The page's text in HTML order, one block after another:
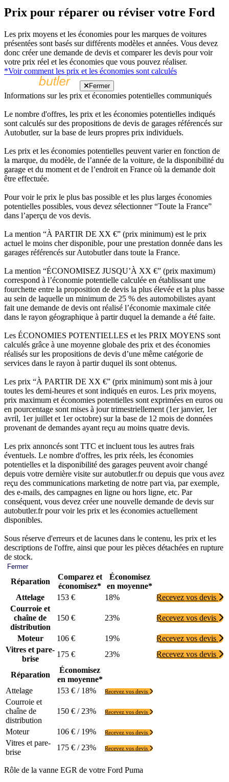
Prix pour réparer ou réviser votre Ford
Les prix moyens et les économies pour les marques de voitures
présentées sont basés sur différents modèles et années. Vous devez
donc créer une demande de devis et comparer les devis pour voir
votre prix réel et les économies que vous pouvez réaliser.
*Voir comment les prix et les économies sont calculés
Fermer
Informations sur les prix et économies potentielles communiqués
Le nombre d'offres, les prix et les économies potentielles indiqués
sont calculés sur des propositions de devis de garages référencés sur
Autobutler, sur la base de leurs propres prix individuels.
Les prix et les économies potentielles peuvent varier en fonction de
la marque, du modèle, de l’année de la voiture, de la disponibilité du
garage et du moment et de l’endroit en France où la demande doit
être effectuée.
Pour voir le prix le plus bas possible et les plus larges économies
potentielles possibles, vous devez sélectionner “Toute la France”
dans l’aperçu de vos devis.
La mention “À PARTIR DE XX €” (prix minimum) est le prix
actuel le moins cher disponible, pour une prestation donnée dans les
garages référencés sur Autobutler dans toute la France.
La mention “ÉCONOMISEZ JUSQU’À XX €” (prix maximum)
correspond à l’économie potentielle calculée en établissant une
fourchette entre la proposition de devis la plus élevée et la plus basse
au sein de laquelle un minimum de 25 % des automobilistes ayant
fait une demande de devis ont réalisé l’économie maximale citée
dans le rayon géographique à partir duquel la demande a été faite.
Les ÉCONOMIES POTENTIELLES et les PRIX MOYENS sont
calculés grâce à une moyenne globale des prix et des économies
réalisés sur les propositions de devis d’une même catégorie de
services dans le rayon à partir duquel ils sont obtenus.
Les prix “À PARTIR DE XX €” (prix minimum) sont mis à jour
toutes les demi-heures et sont indiqués en euros. Les prix moyens,
prix maximum et économies potentielles sont exprimées en euros ou
en pourcentage sont mises à jour trimestriellement (1er janvier, 1er
avril, 1er juillet et 1er octobre) sur la base de 12 mois de données
provenant de demandes ayant reçu au moins quatre devis.
Les prix annoncés sont TTC et incluent tous les autres frais
éventuels. Le nombre d'offres, les prix réels, les économies
potentielles et la disponibilité des garages peuvent avoir changé
depuis votre dernière visite sur autobutler.fr ou depuis que vous avez
reçu des communications marketing de notre part via, par exemple,
des e-mails, des campagnes en ligne ou hors ligne, etc. Par
conséquent, vous devez créer une nouvelle demande de devis sur
autobutler.fr pour voir les prix et les économies actuellement
disponibles.
Sous réserve d'erreurs et de lacunes dans le contenu, les prix et les
descriptions de l'offre, ainsi que pour les pièces détachées en rupture
de stock.
Fermer
Réparation
Comparez et
économisez*
Économisez
en moyenne*
Attelage
153 € 18%
Recevez vos devis
Courroie et
chaîne de
distribution
150 € 23% Recevez vos devis
Moteur 106 € 19%
Recevez vos devis
Vitres et pare-
brise
175 € 23% Recevez vos devis
Réparation
Économisez
en moyenne*
Attelage
153 € / 18% Recevez vos devis
Courroie et
chaîne de
distribution
150 € / 23% Recevez vos devis
Moteur 106 € / 19% Recevez vos devis
Vitres et pare-
brise
175 € / 23% Recevez vos devis
Rôle de la vanne EGR de votre Ford Puma